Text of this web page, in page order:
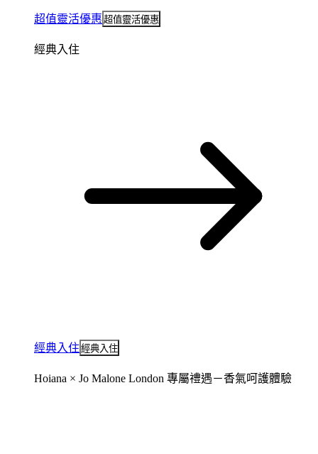
超值靈活優惠 超值靈活優惠
經典入住
經典入住經典入住
Hoiana × Jo Malone London 專屬禮遇－香氣呵護體驗